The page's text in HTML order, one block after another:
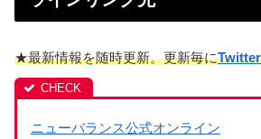
★最新情報を随時更新。更新毎にTwitter
ニューバランス公式オンライン